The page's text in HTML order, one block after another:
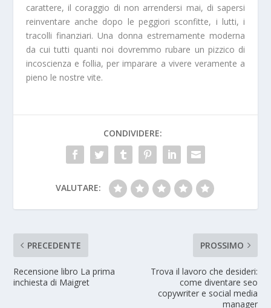
carattere, il coraggio di non arrendersi mai, di sapersi
reinventare anche dopo le peggiori sconfitte, i lutti, i
tracolli finanziari. Una donna estremamente moderna
da cui tutti quanti noi dovremmo rubare un pizzico di
incoscienza e follia, per imparare a vivere veramente a
pieno le nostre vite.
CONDIVIDERE:
VALUTARE:
PRECEDENTE
Recensione libro La prima
inchiesta di Maigret
PROSSIMO
Trova il lavoro che desideri:
come diventare seo
copywriter e social media
manager